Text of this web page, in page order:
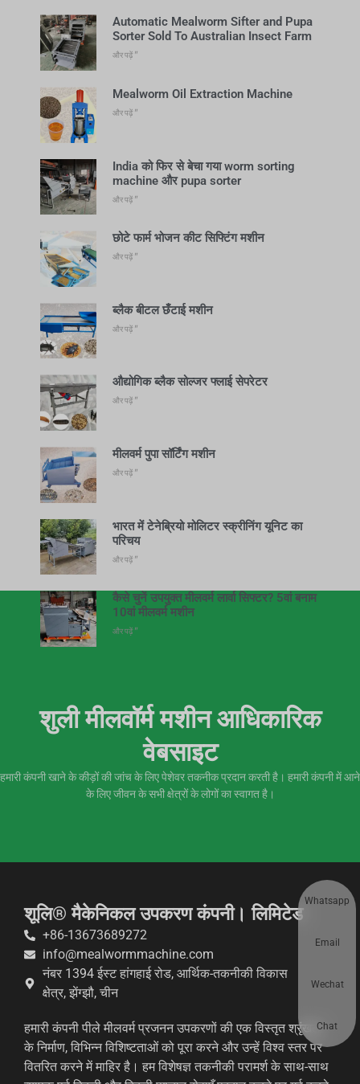
Automatic Mealworm Sifter and Pupa
Sorter Sold To Australian Insect Farm
और पढ़ें "
Mealworm Oil Extraction Machine
और पढ़ें "
India को फिर से बेचा गया worm sorting
machine और pupa sorter
और पढ़ें "
छोटे फार्म भोजन कीट सिफ्टिंग मशीन
और पढ़ें "
ब्लैक बीटल छँटाई मशीन
और पढ़ें "
औद्योगिक ब्लैक सोल्जर फ्लाई सेपरेटर
और पढ़ें "
मीलवर्म पुपा सॉर्टिंग मशीन
और पढ़ें "
भारत में टेनेब्रियो मोलिटर स्क्रीनिंग यूनिट का
परिचय
और पढ़ें "
कैसे चुनें उपयुक्त मीलवर्म लार्वा सिफ्टर? 5वां बनाम
10वां मीलवर्म मशीन
और पढ़ें "
शुली मीलवॉर्म मशीन आधिकारिक
वेबसाइट
हमारी कंपनी खाने के कीड़ों की जांच के लिए पेशेवर तकनीक प्रदान करती है। हमारी कंपनी में आने
के लिए जीवन के सभी क्षेत्रों के लोगों का स्वागत है।
शूलि® मैकेनिकल उपकरण कंपनी। लिमिटेड
+86-13673689272
info@mealwormmachine.com
नंबर 1394 ईस्ट हांगहाई रोड, आर्थिक-तकनीकी विकास
क्षेत्र, झेंग्झौ, चीन
हमारी कंपनी पीले मीलवर्म प्रजनन उपकरणों की एक विस्तृत श्रृंखला
के निर्माण, विभिन्न विशिष्टताओं को पूरा करने और उन्हें विश्व स्तर पर
वितरित करने में माहिर है। हम विशेषज्ञ तकनीकी परामर्श के साथ-साथ
Whatsapp
Email
Wechat
Chat